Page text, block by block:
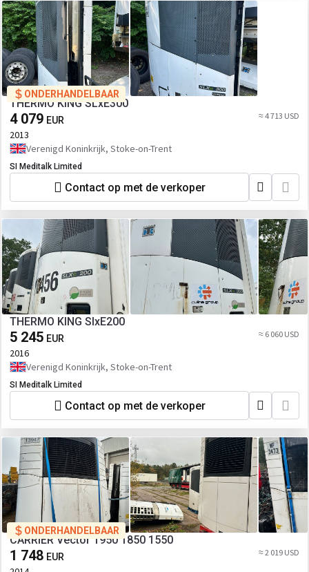
ONDERHANDELBAAR
THERMO KING SLxE300
4 079 EUR ≈ 4 713 USD
2013
Verenigd Koninkrijk, Stoke-on-Trent
SI Meditalk Limited
Contact op met de verkoper
THERMO KING SlxE200
5 245 EUR ≈ 6 060 USD
2016
Verenigd Koninkrijk, Stoke-on-Trent
SI Meditalk Limited
Contact op met de verkoper
ONDERHANDELBAAR
CARRIER Vector 1950 1850 1550
1 748 EUR ≈ 2 019 USD